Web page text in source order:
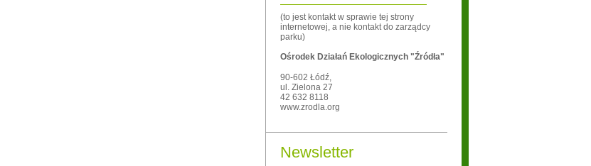
(to jest kontakt w sprawie tej strony
internetowej, a nie kontakt do zarządcy
parku)
Ośrodek Działań Ekologicznych "Źródła"
90-602 Łódź,
ul. Zielona 27
42 632 8118
www.zrodla.org
Newsletter